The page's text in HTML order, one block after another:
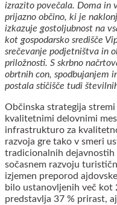
izrazito povečala. Doma in
prijazno občino, ki je
izkazuje gostoljubnost na
kot gospodarsko središče
srečevanje podjetništva in
priložnosti. S skrbno
obrtnih con, spodbujanjem
postala stičišče tudi
Občinska strategija
kvalitetnimi delovnimi
infrastrukturo za
razvoja gre tako v smeri
tradicionalnih
sočasnem razvoju
izjemen preporod
bilo ustanovljenih več kot
predstavlja 37 % prirast,